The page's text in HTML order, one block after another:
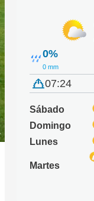
0%
0 mm
07:24
Sábado
Domingo
Lunes
Martes